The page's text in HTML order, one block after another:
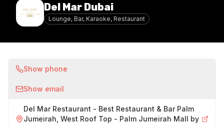
Del Mar Dubai
Lounge, Bar, Karaoke, Restaurant
Show phone
Show email
Del Mar Restaurant - Best Restaurant & Bar Palm
Jumeirah, West Roof Top - Palm Jumeirah Mall by